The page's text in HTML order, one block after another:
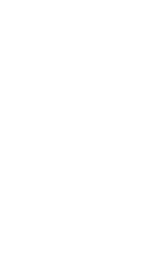
Jeep JKU 4 Door 3